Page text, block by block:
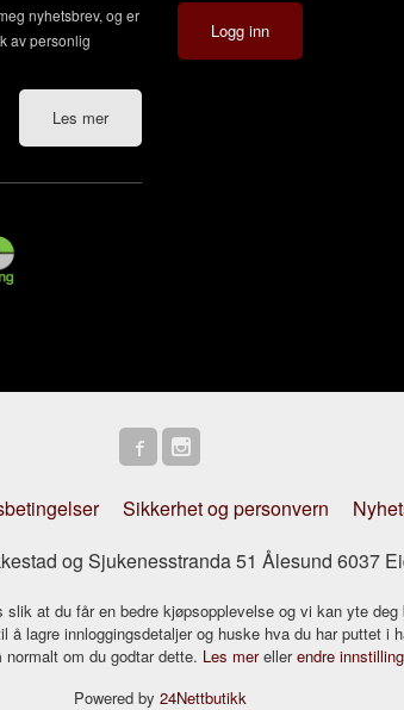
nyhetsbrev, og er
av personlig
Les mer
Sikkerhet og personvern
og Sjukenesstranda 51 Ålesund 6037
at du får en bedre kjøpsopplevelse og vi kan yte deg
å lagre innloggingsdetaljer og huske hva du har puttet i
om du godtar dette. Les merellerendre
Powered by 24Nettbutikk